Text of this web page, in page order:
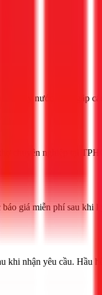
chảy nước hoặc gặp
chuyên nghiệp tại
giá miễn phí sau khi
khi nhận yêu cầu. Hầu